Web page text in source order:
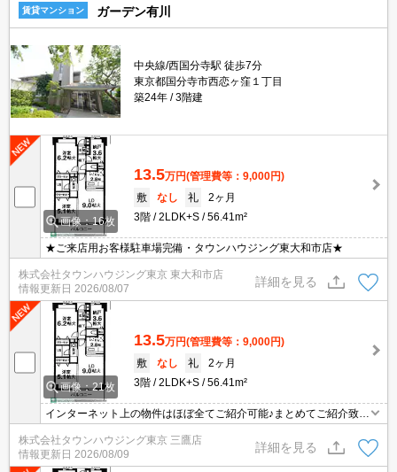
賃貸マンション ガーデン有川
中央線/西国分寺駅 徒歩7分
東京都国分寺市西恋ヶ窪１丁目
築24年
3階建
画像：16枚
13.5万円(管理費等：9,000円)
敷
なし 礼
2ヶ月
3階
2LDK+S 56.41m²
★ご来店用お客様駐車場完備・タウンハウジング東大和市店★
株式会社タウンハウジング東京 東大和市店
情報更新日 2026/08/07
詳細を見る
画像：21枚
13.5万円(管理費等：9,000円)
敷
なし 礼
2ヶ月
3階
2LDK+S 56.41m²
インターネット上の物件はほぼ全てご紹介可能♪まとめてご紹介致し
ます♪お気軽にお問合せください！お部屋探しはタウンハウジングま
で☆新着情報毎日更新☆
株式会社タウンハウジング東京 三鷹店
情報更新日 2026/08/09
詳細を見る